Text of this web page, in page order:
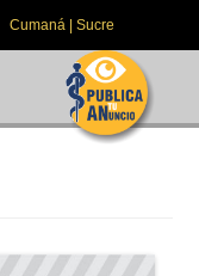
Cumaná | Sucre